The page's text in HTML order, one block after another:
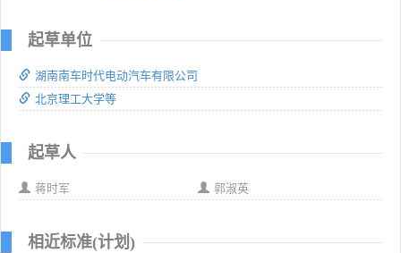
起草单位
湖南南车时代电动汽车有限公司
北京理工大学等
起草人
蒋时军 郭淑英
相近标准(计划)